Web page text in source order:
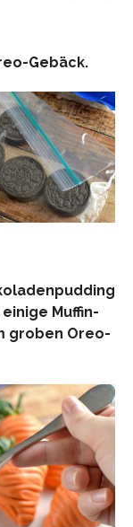
Gebäck.
Muffin-
groben Oreo-